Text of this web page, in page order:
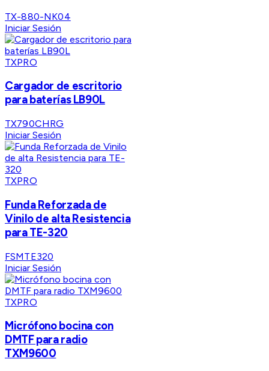
TX-880-NK04
Iniciar Sesión
TXPRO
Cargador de escritorio
para baterías LB90L
TX790CHRG
Iniciar Sesión
TXPRO
Funda Reforzada de
Vinilo de alta Resistencia
para TE-320
FSMTE320
Iniciar Sesión
TXPRO
Micrófono bocina con
DMTF para radio
TXM9600